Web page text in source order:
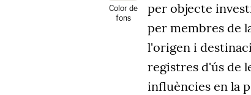
Color de
fons
per objecte
per membres de
l'origen i
registres d'ús de
influències en la